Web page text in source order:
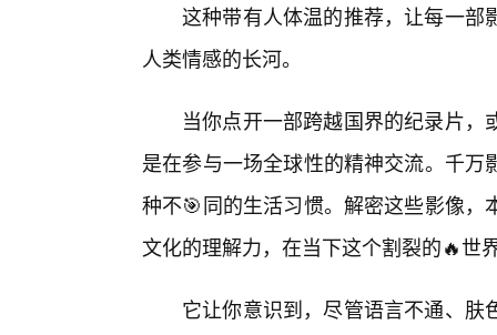
这种带有人体温的推荐，让每一部
人类情感的长河。
当你点开一部跨越国界的纪录片
是在参与一场全球性的精神交流。千
种不🎯同的生活习惯。解密这些影像
文化的理解力，在当下这个割裂的🔥世
它让你意识到，尽管语言不通、